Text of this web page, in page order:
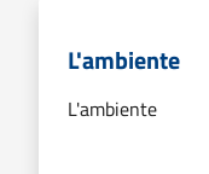
L'ambiente
L'ambiente